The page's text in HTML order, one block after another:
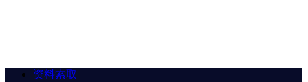
资料索取